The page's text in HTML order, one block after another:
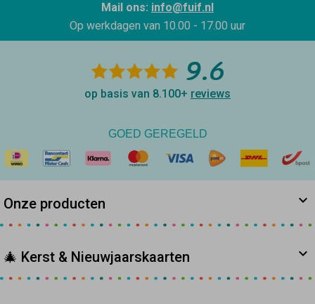
Mail ons: info@fuif.nl
Op werkdagen van 10.00 - 17.00 uur
9.6
op basis van 8.100+ reviews
GOED GEREGELD
Onze producten
🎄 Kerst & Nieuwjaarskaarten